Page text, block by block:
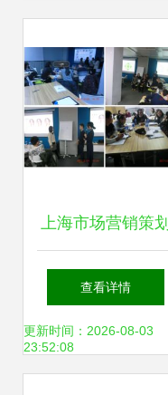
上海市场营销策划
职业形象与商务礼
仪咨询式企业内训
查看详情
更新时间：2026-08-03
23:52:08